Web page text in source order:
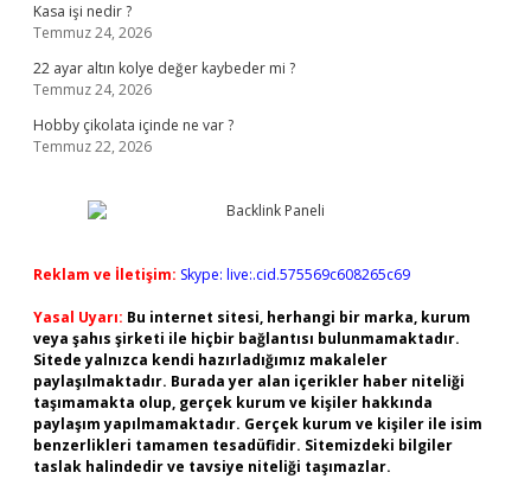
Kasa işi nedir ?
Temmuz 24, 2026
22 ayar altın kolye değer kaybeder mi ?
Temmuz 24, 2026
Hobby çikolata içinde ne var ?
Temmuz 22, 2026
Reklam ve İletişim: Skype: live:.cid.575569c608265c69
Yasal Uyarı: Bu internet sitesi, herhangi bir marka, kurum
veya şahıs şirketi ile hiçbir bağlantısı bulunmamaktadır.
Sitede yalnızca kendi hazırladığımız makaleler
paylaşılmaktadır. Burada yer alan içerikler haber niteliği
taşımamakta olup, gerçek kurum ve kişiler hakkında
paylaşım yapılmamaktadır. Gerçek kurum ve kişiler ile isim
benzerlikleri tamamen tesadüfidir. Sitemizdeki bilgiler
taslak halindedir ve tavsiye niteliği taşımazlar.